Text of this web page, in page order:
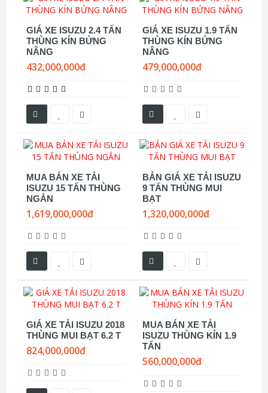
GIÁ XE ISUZU 2.4 TẤN
THÙNG KÍN BỬNG
NÂNG
432,000,000đ
GIÁ XE ISUZU 1.9 TẤN
THÙNG KÍN BỬNG
NÂNG
479,000,000đ
MUA BÁN XE TẢI
ISUZU 15 TẤN THÙNG
NGẮN
1,619,000,000đ
BẢN GIÁ XE TẢI ISUZU
9 TẤN THÙNG MUI
BẠT
1,320,000,000đ
GIÁ XE TẢI ISUZU 2018
THÙNG MUI BẠT 6.2 T
824,000,000đ
MUA BÁN XE TẢI
ISUZU THÙNG KÍN 1.9
TẤN
560,000,000đ